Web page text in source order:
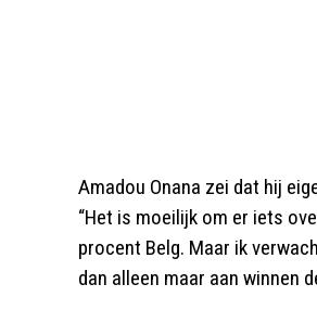
Amadou Onana zei dat hij
“Het is moeilijk om er iets
procent Belg. Maar ik
dan alleen maar aan winnen